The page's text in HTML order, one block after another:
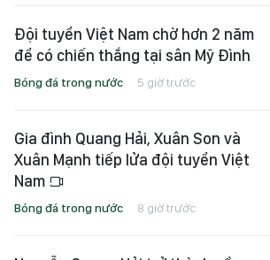
Đội tuyển Việt Nam chờ hơn 2 năm
để có chiến thắng tại sân Mỹ Đình
Bóng đá trong nước 5 giờ trước
Gia đình Quang Hải, Xuân Son và
Xuân Mạnh tiếp lửa đội tuyển Việt
Nam
Bóng đá trong nước 8 giờ trước